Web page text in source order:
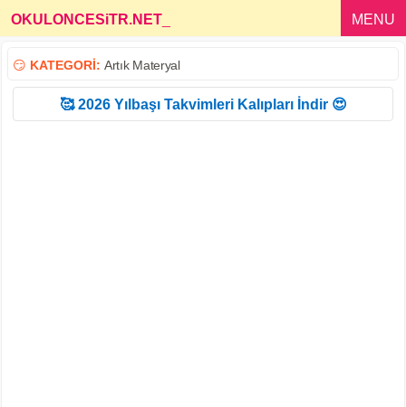
OKULONCESiTR.NET MENU
😏 KATEGORİ: Artık Materyal
🥰 2026 Yılbaşı Takvimleri Kalıpları İndir 😍